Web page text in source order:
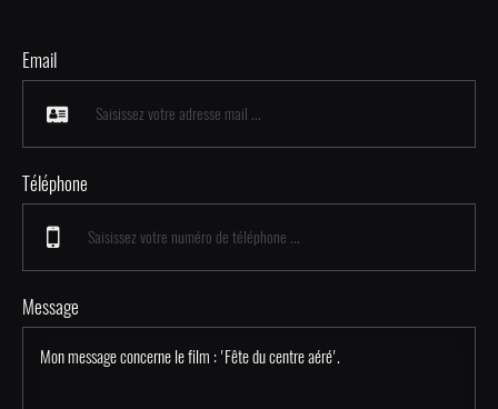
Email
Téléphone
Message